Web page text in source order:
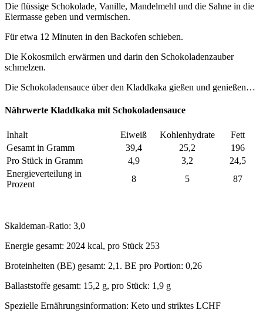
Die flüssige Schokolade, Vanille, Mandelmehl und die Sahne in die
Eiermasse geben und vermischen.
Für etwa 12 Minuten in den Backofen schieben.
Die Kokosmilch erwärmen und darin den Schokoladenzauber
schmelzen.
Die Schokoladensauce über den Kladdkaka gießen und genießen…
Nährwerte Kladdkaka mit Schokoladensauce
Inhalt Eiweiß Kohlenhydrate
Fett
Gesamt in Gramm
39,4 25,2
196
Pro Stück in Gramm
4,9 3,2
24,5
Energieverteilung in
Prozent
8 5 87
Skaldeman-Ratio: 3,0
Energie gesamt: 2024 kcal, pro Stück 253
Broteinheiten (BE) gesamt: 2,1. BE pro Portion: 0,26
Ballaststoffe gesamt: 15,2 g, pro Stück: 1,9 g
Spezielle Ernährungsinformation: Keto und striktes LCHF